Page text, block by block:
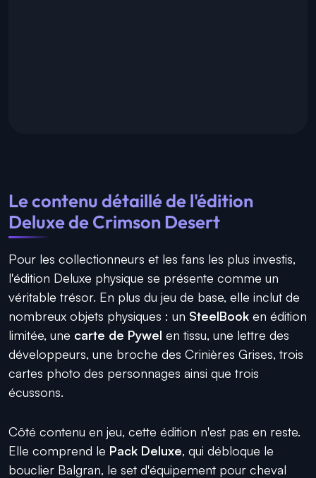
Le contenu détaillé de l'édition
Deluxe de Crimson Desert
Pour les collectionneurs et les fans les plus investis,
l'édition Deluxe physique se présente comme un
véritable trésor. En plus du jeu de base, elle inclut de
nombreux objets physiques : un SteelBook en édition
limitée, une carte de Pywel en tissu, une lettre des
développeurs, une broche des Crinières Grises, trois
cartes photo des personnages ainsi que trois
écussons.
Côté contenu en jeu, cette édition n'est pas en reste.
Elle comprend le Pack Deluxe, qui débloque le
bouclier Balgran, le set d'équipement pour cheval